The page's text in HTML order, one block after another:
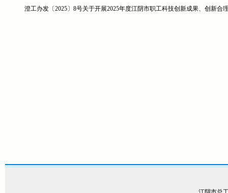
澄工办发〔2025〕8号关于开展2025年度江阴市职工科技创新成果、创新